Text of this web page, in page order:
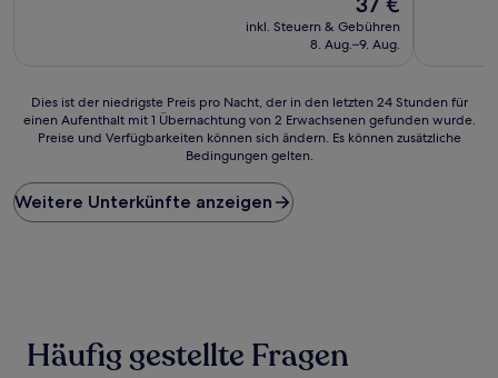
Preis
beträgt
inkl. Steuern & Gebühren
8. Aug.–9. Aug.
Dies
ist
Preis
pro
Nacht,
für
einen
Dies ist der niedrigste Preis pro Nacht, der in den letzten 24 Stunden für
einen Aufenthalt mit 1 Übernachtung von 2 Erwachsenen gefunden wurde.
Preise und Verfügbarkeiten können sich ändern. Es können zusätzliche
Bedingungen gelten.
Weitere Unterkünfte anzeigen
Häufig gestellte Fragen